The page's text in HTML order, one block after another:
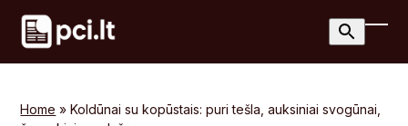
Skip
content
Home »Koldūnai su kopūstais: puri tešla, auksiniai svogūnai,